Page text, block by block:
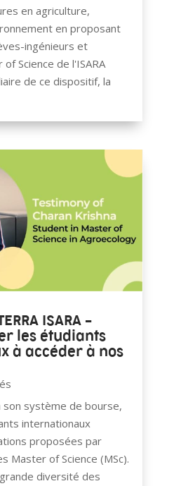
en agriculture,
en proposant
ingénieurs et
Science de l'ISARA
de ce dispositif, la
ISARA –
les étudiants
à accéder à nos
son système de bourse,
internationaux
proposées par
Master of Science (MSc).
diversité des